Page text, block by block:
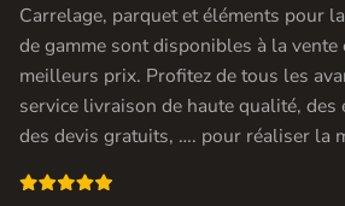
Carrelage, parquet et éléments pour
de gamme sont disponibles à la vente
meilleurs prix. Profitez de tous les
service livraison de haute qualité,
des devis gratuits, …. pour réaliser la
